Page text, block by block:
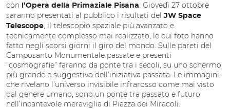
con
l’Opera della Primaziale Pisana. Giovedì 27 ottobre
saranno presentati al pubblico i risultati del JW Space
Telescope, il telescopio spaziale più avanzato e
tecnicamente complesso mai realizzato, le cui foto hanno
fatto negli scorsi giorni il giro del mondo. Sulle pareti del
Camposanto Monumentale passate e presenti
“cosmografie” faranno da ponte tra i secoli, su uno schermo
più grande e suggestivo dell’iniziativa passata. Le immagini,
che rivelano l’universo invisibile infrarosso come mai visto
dal genere umano, sono un ponte tra passato e futuro
nell’incantevole meraviglia di Piazza dei Miracoli.